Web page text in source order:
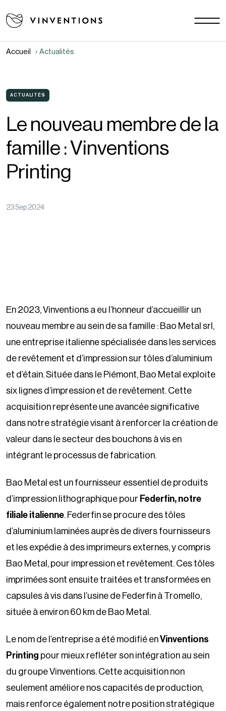
Nos solutions
Vos challenges
Contact
Carrière
Actualités
Documents
FAQ
Accueil Actualités
ACTUALITÉS
Le nouveau membre de la
famille : Vinventions
Printing
23 Sep 2024
En 2023, Vinventions a eu l’honneur d’accueillir un
nouveau membre au sein de sa famille : Bao Metal srl,
une entreprise italienne spécialisée dans les services
de revêtement et d’impression sur tôles d’aluminium
et d’étain. Située dans le Piémont, Bao Metal exploite
six lignes d’impression et de revêtement. Cette
acquisition représente une avancée significative
dans notre stratégie visant à renforcer la création de
valeur dans le secteur des bouchons à vis en
intégrant le processus de fabrication.
Bao Metal est un fournisseur essentiel de produits
d’impression lithographique pour Federfin, notre
filiale italienne. Federfin se procure des tôles
d’aluminium laminées auprès de divers fournisseurs
et les expédie à des imprimeurs externes, y compris
Bao Metal, pour impression et revêtement. Ces tôles
imprimées sont ensuite traitées et transformées en
capsules à vis dans l’usine de Federfin à Tromello,
située à environ 60 km de Bao Metal.
Le nom de l’entreprise a été modifié enVinventions
Printing pour mieux refléter son intégration au sein
du groupe Vinventions. Cette acquisition non
seulement améliore nos capacités de production,
mais renforce également notre position stratégique